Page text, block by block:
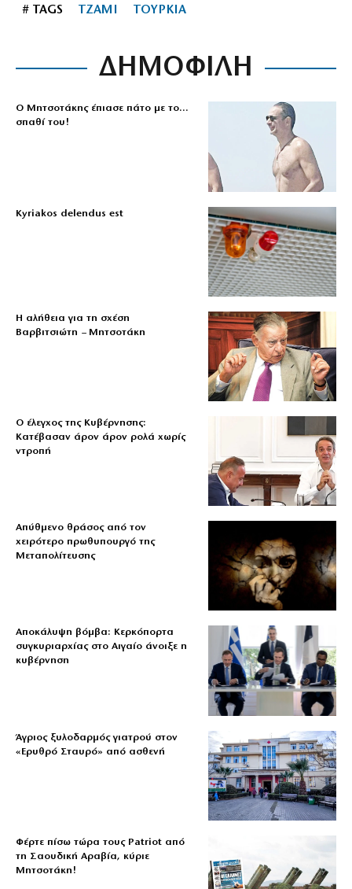
# TAGS ΤΖΑΜΙ ΤΟΥΡΚΙΑ
ΔΗΜΟΦΙΛΗ
Ο Μητσοτάκης έπιασε πάτο με το…
σπαθί του!
Kyriakos delendus est
Η αλήθεια για τη σχέση
Βαρβιτσιώτη – Μητσοτάκη
Ο έλεγχος της Κυβέρνησης:
Κατέβασαν άρον άρον ρολά χωρίς
ντροπή
Απύθμενο θράσος από τον
χειρότερο πρωθυπουργό της
Μεταπολίτευσης
Αποκάλυψη βόμβα: Κερκόπορτα
συγκυριαρχίας στο Αιγαίο άνοιξε η
κυβέρνηση
Άγριος ξυλοδαρμός γιατρού στον
«Ερυθρό Σταυρό» από ασθενή
Φέρτε πίσω τώρα τους Patriot από
τη Σαουδική Αραβία, κύριε
Μητσοτάκη!